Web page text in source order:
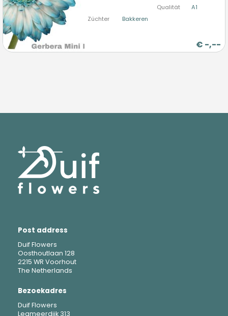
Qualität
A1
Züchter
Bakkeren
€ -,--
Post address
Duif Flowers
Oosthoutlaan 128
2215 WR Voorhout
The Netherlands
Bezoekadres
Duif Flowers
Legmeerdijk 313